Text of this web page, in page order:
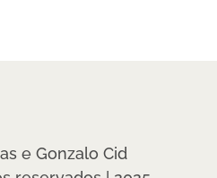
e Gonzalo Cid